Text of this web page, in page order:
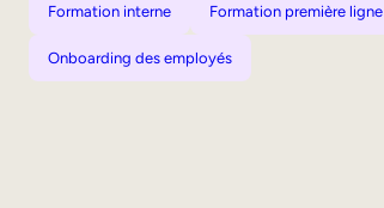
Formation interne Formation première ligne
Onboarding des employés